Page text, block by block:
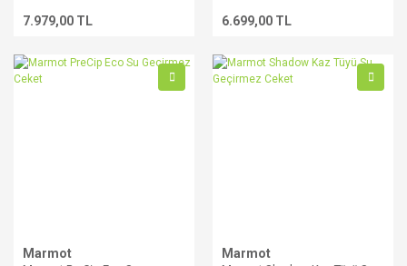
7.979,00 TL 6.699,00 TL
Marmot Marmot